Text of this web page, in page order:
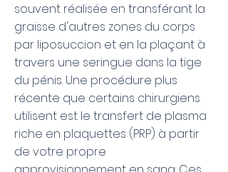
souvent réalisée en transférant la
graisse d'autres zones du corps
par liposuccion et en la plaçant à
travers une seringue dans la tige
du pénis. Une procédure plus
récente que certains chirurgiens
utilisent est le transfert de plasma
riche en plaquettes (PRP) à partir
de votre propre